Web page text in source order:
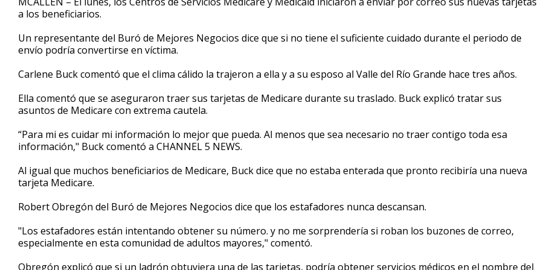
a los beneficiarios.
Un representante del Buró de Mejores Negocios dice que si no tiene el suficiente cuidado durante el periodo de
envío podría convertirse en víctima.
Carlene Buck comentó que el clima cálido la trajeron a ella y a su esposo al Valle del Río Grande hace tres años.
Ella comentó que se aseguraron traer sus tarjetas de Medicare durante su traslado. Buck explicó tratar sus
asuntos de Medicare con extrema cautela.
“Para mi es cuidar mi información lo mejor que pueda. Al menos que sea necesario no traer contigo toda esa
información," Buck comentó a CHANNEL 5 NEWS.
Al igual que muchos beneficiarios de Medicare, Buck dice que no estaba enterada que pronto recibiría una nueva
tarjeta Medicare.
Robert Obregón del Buró de Mejores Negocios dice que los estafadores nunca descansan.
"Los estafadores están intentando obtener su número. y no me sorprendería si roban los buzones de correo,
especialmente en esta comunidad de adultos mayores," comentó.
Obregón explicó que si un ladrón obtuviera una de las tarjetas, podría obtener servicios médicos en el nombre del